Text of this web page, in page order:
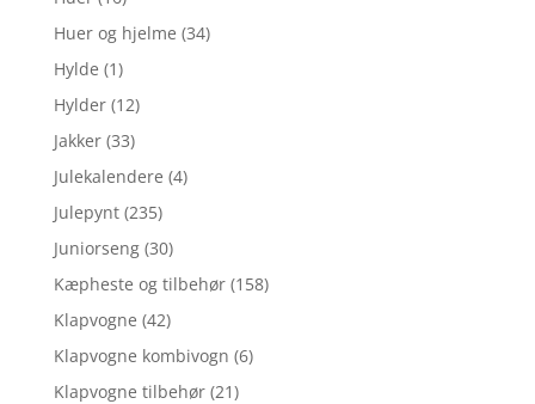
Huer og hjelme (34)
Hylde (1)
Hylder (12)
Jakker (33)
Julekalendere (4)
Julepynt (235)
Juniorseng (30)
Kæpheste og tilbehør (158)
Klapvogne (42)
Klapvogne kombivogn (6)
Klapvogne tilbehør (21)